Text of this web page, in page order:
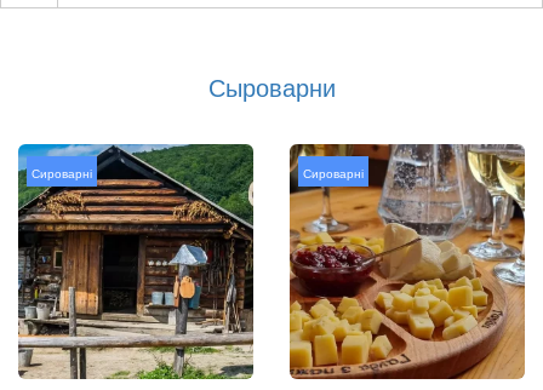
Сыроварни
Сироварні Сироварні